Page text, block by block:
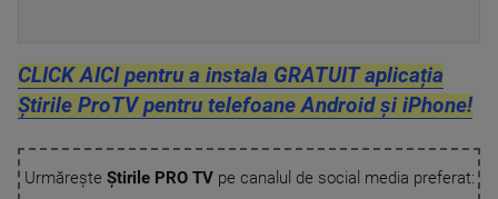
CLICK AICI pentru a instala GRATUIT aplicația
Știrile ProTV pentru telefoane Android și iPhone!
Urmărește Știrile PRO TVpe canalul de social media preferat: